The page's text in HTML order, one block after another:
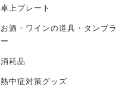
卓上プレート
お酒・ワインの道具・タンブラ
ー
消耗品
熱中症対策グッズ